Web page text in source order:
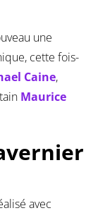
une
cette fois-
Caine,
Maurice
avec